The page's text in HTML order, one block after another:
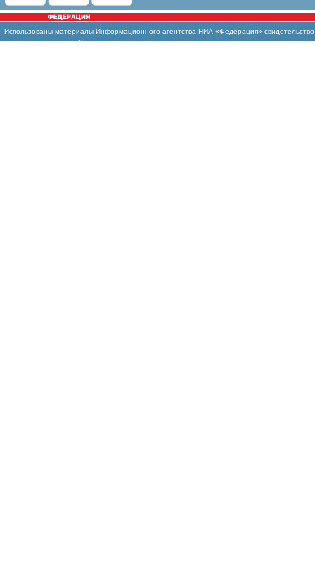
Использованы материалы Информационного агентства НИА «Федерация»
массовых коммуникаций (Роскомнадзор)